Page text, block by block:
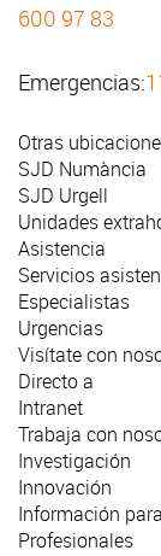
600 97 83
Emergencias:
Otras
SJD Numància
SJD Urgell
Unidades
Asistencia
Servicios
Especialistas
Urgencias
Visítate con
Directo a
Intranet
Trabaja con
Investigación
Innovación
Información para
Profesionales